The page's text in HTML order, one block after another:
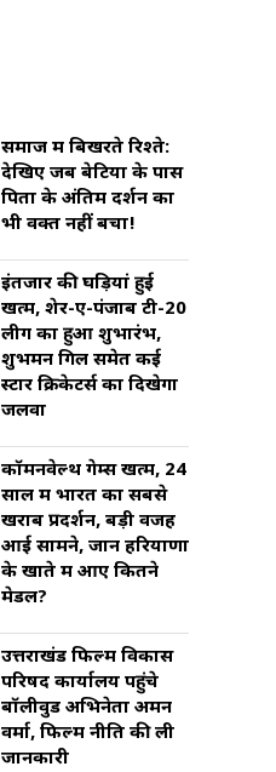
समाज में बिखरते रिश्ते:
देखिए जब बेटियों के पास
पिता के अंतिम दर्शन का
भी वक्त नहीं बचा!
इंतजार की घड़ियां हुई
खत्म, शेर-ए-पंजाब टी-20
लीग का हुआ शुभारंभ,
शुभमन गिल समेत कई
स्टार क्रिकेटर्स का दिखेगा
जलवा
कॉमनवेल्थ गेम्स खत्म, 24
साल में भारत का सबसे
खराब प्रदर्शन, बड़ी वजह
आई सामने, जानें हरियाणा
के खाते में आए कितने
मेडल?
उत्तराखंड फिल्म विकास
परिषद कार्यालय पहुंचे
बॉलीवुड अभिनेता अमन
वर्मा, फिल्म नीति की ली
जानकारी